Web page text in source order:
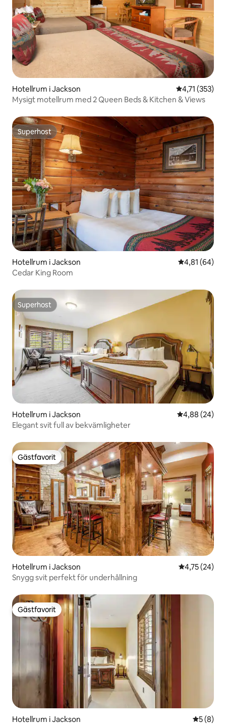
Hotellrum i Jackson 4,71 av 5 i
4,71 (353)
Mysigt motellrum med 2 Queen Beds & Kitchen & Views
Superhost
Superhost
Hotellrum i Jackson 4,81 av 5 i
4,81 (64)
Cedar King Room
Superhost
Superhost
Hotellrum i Jackson 4,88 av 5 i
4,88 (24)
Elegant svit full av bekvämligheter
Gästfavorit
Gästfavorit
Hotellrum i Jackson 4,75 av 5 i
4,75 (24)
Snygg svit perfekt för underhållning
Gästfavorit
Gästfavorit
Hotellrum i Jackson 5 av 5 i
5 (8)